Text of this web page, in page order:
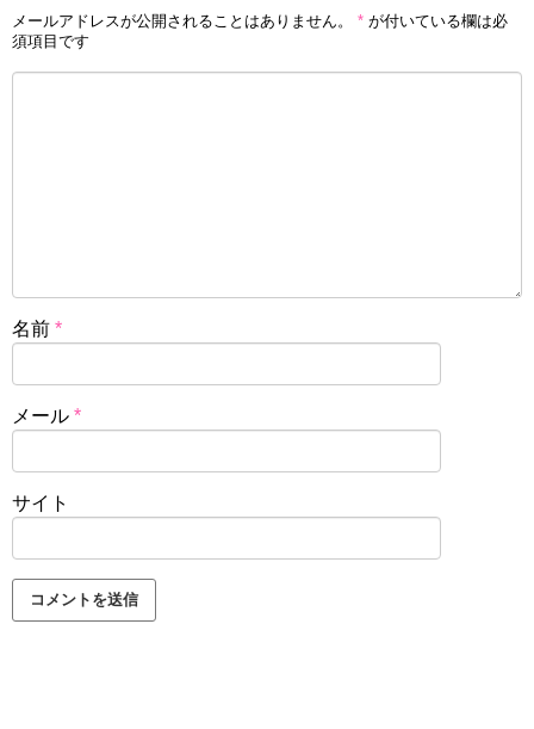
メールアドレスが公開されることはありません。 * が付いている欄は必
須項目です
名前 *
メール *
サイト